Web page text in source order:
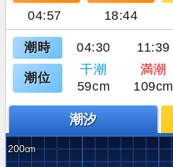
04:57 18:44
潮時 04:30 11:39
潮位
干潮 満潮
59cm
109cm
潮汐
200